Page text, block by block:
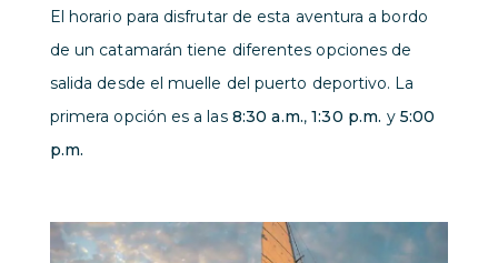
El horario para disfrutar de esta aventura a bordo
de un catamarán tiene diferentes opciones de
salida desde el muelle del puerto deportivo. La
primera opción es a las 8:30 a.m.,1:30 p.m. y 5:00
p.m.